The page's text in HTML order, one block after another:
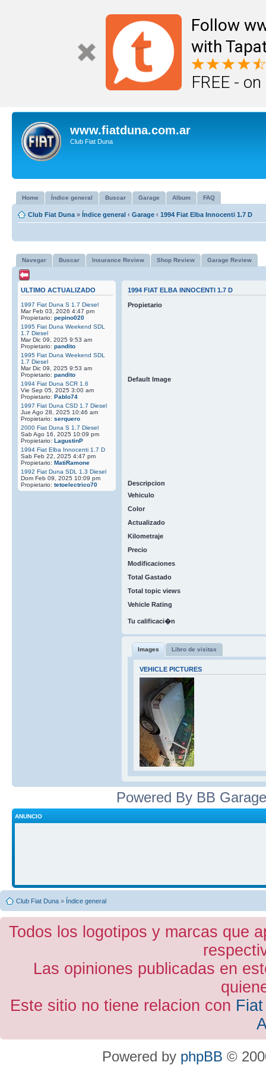
Follow
with
FREE -
www.fiatduna.com.ar
Club Fiat Duna
Home Índice general Buscar Garage Album FAQ
Club Fiat Duna » Índice general ‹ Garage ‹ 1994 Fiat Elba Innocenti 1.7 D
Navegar Buscar Insurance Review Shop Review Garage Review
ULTIMO ACTUALIZADO
1997 Fiat Duna S 1.7 Diesel
Mar Feb 03, 2026 4:47 pm
Propietario: pepino020
1995 Fiat Duna Weekend SDL
1.7 Diesel
Mar Dic 09, 2025 9:53 am
Propietario: pandito
1995 Fiat Duna Weekend SDL
1.7 Diesel
Mar Dic 09, 2025 9:53 am
Propietario: pandito
1994 Fiat Duna SCR 1.6
Vie Sep 05, 2025 3:00 am
Propietario: Pablo74
1997 Fiat Duna CSD 1.7 Diesel
Jue Ago 28, 2025 10:46 am
Propietario: serquero
2000 Fiat Duna S 1.7 Diesel
Sab Ago 16, 2025 10:09 pm
Propietario: LagustinP
1994 Fiat Elba Innocenti 1.7 D
Sab Feb 22, 2025 4:47 pm
Propietario: MatiRamone
1992 Fiat Duna SDL 1.3 Diesel
Dom Feb 09, 2025 10:09 pm
Propietario: tetoelectrico70
1994 FIAT ELBA INNOCENTI 1.7 D
Propietario
Default Image
Descripcion
Vehiculo
Color
Actualizado
Kilometraje
Precio
Modificaciones
Total Gastado
Total topic views
Vehicle Rating
Tu calificaci�n
Images Libro de visitas
VEHICLE PICTURES
Powered By BB
ANUNCIO
Club Fiat Duna » Índice general
Todos los logotipos y marcas que
Las opiniones publicadas en
Este sitio no tiene relacion con
Powered by phpBB ©